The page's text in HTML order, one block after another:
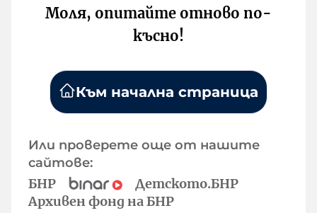
Моля, опитайте отново по-
късно!
Към начална страница
Или проверете още от нашите
сайтове:
БНР
Детското.БНР
Архивен фонд на БНР